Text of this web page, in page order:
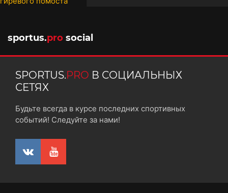
sportus.pro social
SPORTUS.PRO В СОЦИАЛЬНЫХ
СЕТЯХ
Будьте всегда в курсе последних спортивных
событий! Следуйте за нами!